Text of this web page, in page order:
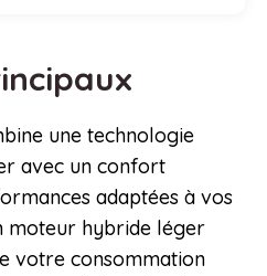
une technologie
avec un confort
adaptées à vos
moteur hybride léger
votre consommation